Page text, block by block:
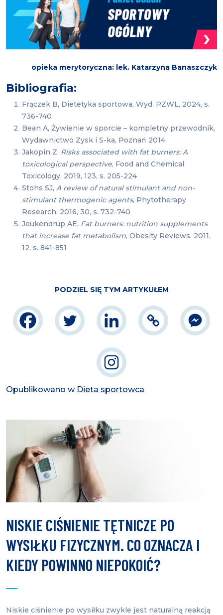
opieka merytoryczna: lek. Katarzyna Banaszczyk
Bibliografia:
Frączek B, Dietetyka sportowa, Wyd. PZWL, 2024, s.
736-740
Bean A, Żywienie w sporcie – kompletny przewodnik,
Wydawnictwo Zysk i S-ka, Poznań 2014
Jakopin Z, Risks associated with fat burners: A
toxicological perspective, Food and Chemical
Toxicology, 2019, 123, s. 205-224
Stohs SJ, A review of natural stimulant and non-
stimulant thermogenic agents, Phytotherapy
Research, 2016, 30, s. 732-740
Jeukendrup AE, Fat burners: nutrition supplements
that increase fat metabolism, Obesity Reviews, 2011,
12, s. 841-851
PODZIEL SIĘ TYM ARTYKUŁEM
Opublikowano w Dieta sportowca
NISKIE CIŚNIENIE TĘTNICZE PO
WYSIŁKU FIZYCZNYM. CO OZNACZA I
KIEDY POWINNO NIEPOKOIĆ?
Niskie ciśnienie po wysiłku zwykle jest naturalną reakcją